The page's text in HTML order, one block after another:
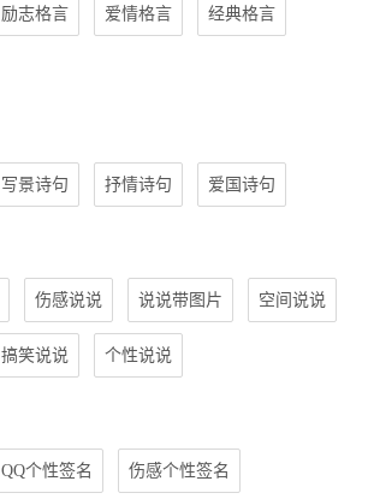
励志格言 爱情格言 经典格言
写景诗句 抒情诗句 爱国诗句
伤感说说 说说带图片 空间说说
搞笑说说 个性说说
QQ个性签名 伤感个性签名